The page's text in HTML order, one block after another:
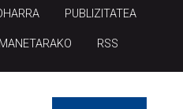
PUBLIZITATEA
RSS